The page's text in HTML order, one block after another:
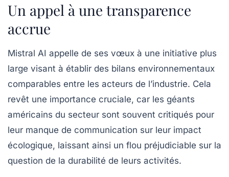
Un appel à une transparence
accrue
Mistral AI appelle de ses vœux à une initiative plus
large visant à établir des bilans environnementaux
comparables entre les acteurs de l’industrie. Cela
revêt une importance cruciale, car les géants
américains du secteur sont souvent critiqués pour
leur manque de communication sur leur impact
écologique, laissant ainsi un flou préjudiciable sur la
question de la durabilité de leurs activités.